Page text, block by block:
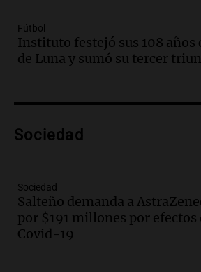
Audio.Borges, abogada
"Tres hombres se lo
hacerle preguntas y
Episodios
metros del río Suquía y
Episodios
Audio.La historia de la
firmó Jorge Messi para
contrato de Leo con
Fútbol
Instituto festejó sus 108 años
de Luna y sumó su tercer
Sociedad
Sociedad
Salteño demanda a
por $191 millones por efectos
Covid-19